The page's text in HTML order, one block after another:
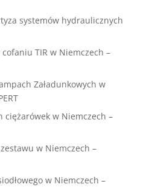
systemów hydraulicznych
TIR w Niemczech –
Załadunkowych w
ciężarówek w Niemczech –
w Niemczech –
w Niemczech –